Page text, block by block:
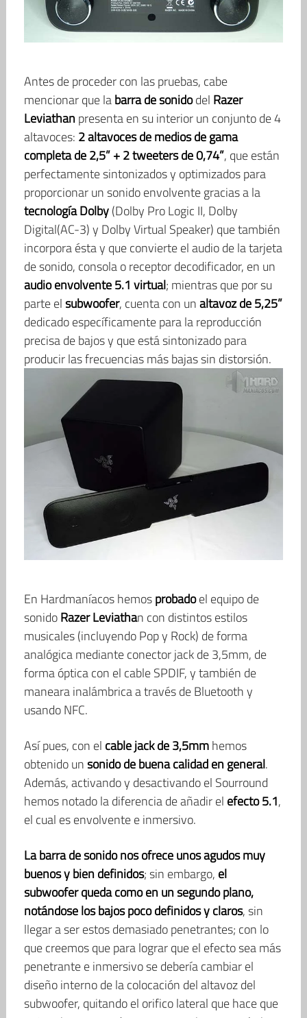
Antes de proceder con las pruebas, cabe
mencionar que labarra de sonidodel Razer
Leviathanpresenta en su interior un conjunto de 4
altavoces: 2 altavoces de medios de gama
completa de 2,5” + 2 tweeters de 0,74”, que están
perfectamente sintonizados y optimizados para
proporcionar un sonido envolvente gracias a la
tecnología Dolby(Dolby Pro Logic II, Dolby
Digital(AC-3) y Dolby Virtual Speaker) que también
incorpora ésta y que convierte el audio de la tarjeta
de sonido, consola o receptor decodificador, en un
audio envolvente 5.1 virtual; mientras que por su
parte elsubwoofer, cuenta con unaltavoz de 5,25”
dedicado específicamente para la reproducción
precisa de bajos y que está sintonizado para
producir las frecuencias más bajas sin distorsión.
En Hardmaníacos hemosprobadoel equipo de
sonidoRazer Leviathan con distintos estilos
musicales (incluyendo Pop y Rock) de forma
analógica mediante conector jack de 3,5mm, de
forma óptica con el cable SPDIF, y también de
maneara inalámbrica a través de Bluetooth y
usando NFC.
Así pues, con el cable jack de 3,5mmhemos
obtenido unsonido de buena calidad en general.
Además, activando y desactivando el Sourround
hemos notado la diferencia de añadir el efecto 5.1,
el cual es envolvente e inmersivo.
La barra de sonido nos ofrece unos agudos muy
buenos y bien definidos; sin embargo, el
subwoofer queda como en un segundo plano,
notándose los bajos poco definidos y claros, sin
llegar a ser estos demasiado penetrantes; con lo
que creemos que para lograr que el efecto sea más
penetrante e inmersivo se debería cambiar el
diseño interno de la colocación del altavoz del
subwoofer, quitando el orifico lateral que hace que